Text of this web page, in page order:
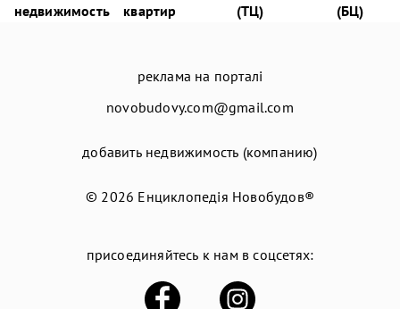
недвижимость
квартир
(ТЦ)
(БЦ)
реклама на порталі
novobudovy.com@gmail.com
добавить недвижимость (компанию)
© 2026 Енциклопедія Новобудов®
присоединяйтесь к нам в соцсетях: